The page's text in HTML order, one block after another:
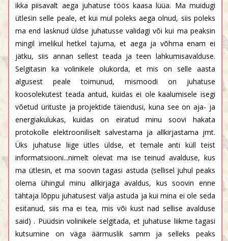
ikka piisavalt aega juhatuse töös kaasa lüüa. Ma muidugi
ütlesin selle peale, et kui mul poleks aega olnud, siis poleks
ma end lasknud üldse juhatusse validagi või kui ma peaksin
mingil imelikul hetkel tajuma, et aega ja võhma enam ei
jätku, siis annan sellest teada ja teen lahkumisavalduse.
Selgitasin ka volinikele olukorda, et mis on selle aasta
algusest peale toimunud, mismoodi on juhatuse
koosolekutest teada antud, kuidas ei ole kaalumisele isegi
võetud ürituste ja projektide täiendusi, kuna see on aja- ja
energiakulukas, kuidas on eiratud minu soovi hakata
protokolle elektrooniliselt salvestama ja allkirjastama jmt.
Üks juhatuse liige ütles üldse, et temale anti küll teist
informatsiooni...nimelt olevat ma ise teinud avalduse, kus
ma ütlesin, et ma soovin tagasi astuda (sellisel juhul peaks
olema ühingul minu allkirjaga avaldus, kus soovin enne
tähtaja lõppu juhatusest välja astuda ja kui mina ei ole seda
esitanud, siis ma ei tea, mis või kust nad sellise avalduse
said) . Püüdsin volinikele selgitada, et juhatuse liikme tagasi
kutsumine on väga äärmuslik samm ja selleks peaks